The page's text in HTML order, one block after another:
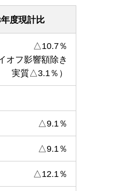
度現計比
△10.7％
オフ影響額除き
実質△3.1％）
△9.1％
△9.1％
△12.1％